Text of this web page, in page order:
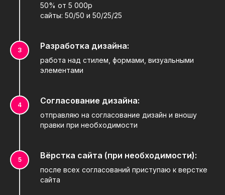
50% от 5 000р
сайты: 50/50 и 50/25/25
Разработка дизайна:
работа над стилем, формами, визуальными
элементами
Согласование дизайна:
отправляю на согласование дизайн и вношу
правки при необходимости
Вёрстка сайта (при необходимости):
после всех согласований приступаю к верстке
сайта